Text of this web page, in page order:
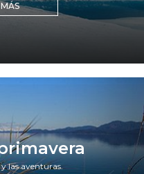
las aventuras.